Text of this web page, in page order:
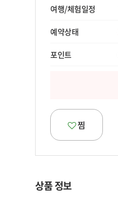
여행/체험일정
예약상태
포인트
찜
상품 정보